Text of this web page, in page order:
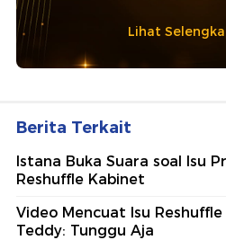
Lihat
Berita Terkait
Istana Buka Suara soal Isu
Reshuffle Kabinet
Video Mencuat Isu
Teddy: Tunggu Aja